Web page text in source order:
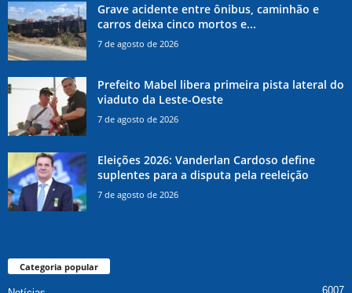
Grave acidente entre ônibus, caminhão e
carros deixa cinco mortos e...
7 de agosto de 2026
Prefeito Mabel libera primeira pista lateral do
viaduto da Leste-Oeste
7 de agosto de 2026
Eleições 2026: Vanderlan Cardoso define
suplentes para a disputa pela reeleição
7 de agosto de 2026
Categoria popular
6007